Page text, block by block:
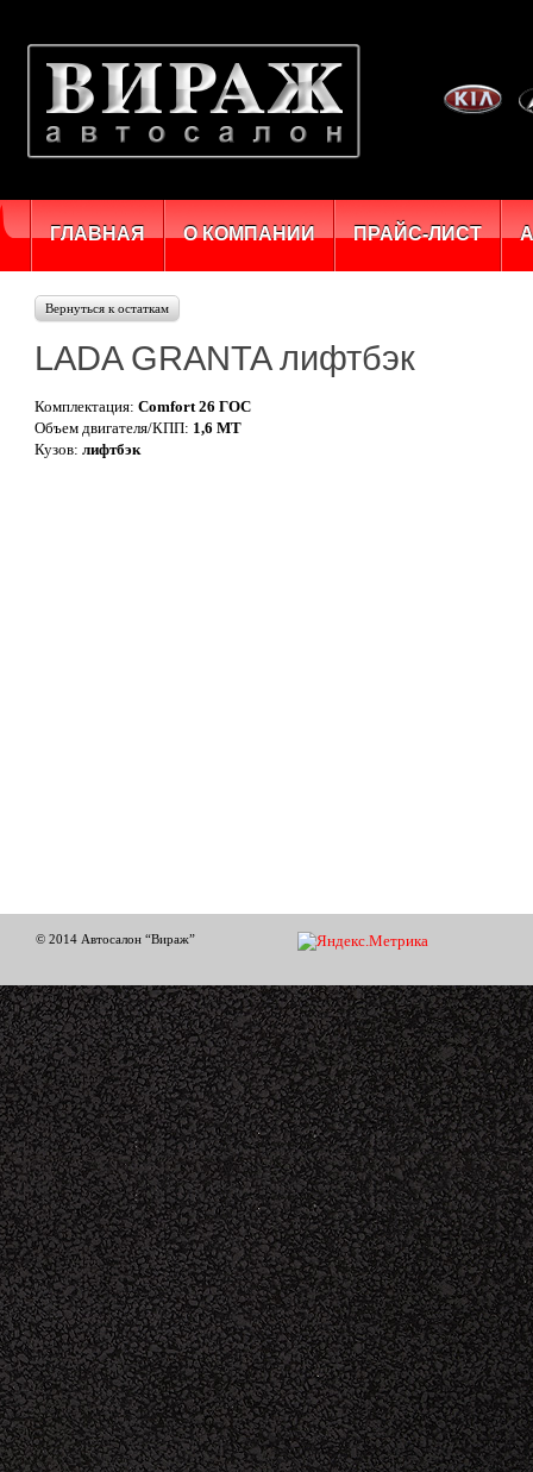
Вернуться к остаткам
LADA GRANTA лифтбэк
Комплектация: Comfort 26 ГОС
Объем двигателя/КПП: 1,6 MT
Кузов: лифтбэк
ГЛАВНАЯ О КОМПАНИИ ПРАЙС-ЛИСТ
© 2014 Автосалон “Вираж”